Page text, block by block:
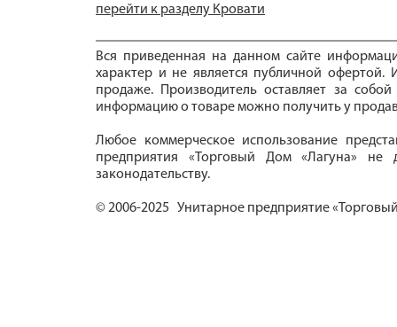
перейти к разделу Кровати
Вся приведенная на данном сайте
характер и не является публичной офертой.
продаже. Производитель оставляет за
информацию о товаре можно получить у
Любое коммерческое использование
предприятия «Торговый Дом «Лагуна» не
законодательству.
© 2006-2025 Унитарное предприятие